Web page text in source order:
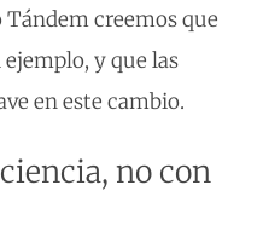
creemos que
y que las
en este cambio.
no con